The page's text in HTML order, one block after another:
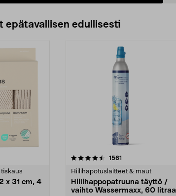
epätavallisen edullisesti
x 31 cm, 4
1561
Hiilihapotuslaitteet & maut
Hiilihappopatruuna täyttö /
vaihto Wassermaxx, 60 litraa
4.5viidestä